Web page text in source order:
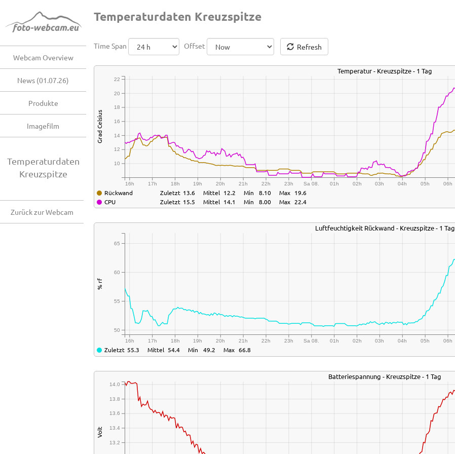
Webcam Overview
News (01.07.26)
Produkte
Imagefilm
Temperaturdaten
Kreuzspitze
Zurück zur Webcam
Temperaturdaten Kreuzspitze
Time Span Offset Refresh
Temperatur - Kreuzspitze - 1 Tag
16h 17h 18h 19h 20h 21h 22h 23h Sa 08. 01h 02h 03h 04h 05h 06h
10
12
14
16
18
20
22
Grad Celsius
Rückwand
CPU
Zuletzt
Zuletzt
13.6
15.5
Mittel
Mittel
12.2
14.1
Min
Min
8.10
8.00
Max
Max
19.6
22.4
Luftfeuchtigkeit Rückwand - Kreuzspitze - 1 Tag
16h 17h 18h 19h 20h 21h 22h 23h Sa 08. 01h 02h 03h 04h 05h 06h
50
55
60
65
% rf
Zuletzt 55.3 Mittel 54.4 Min 49.2 Max 66.8
Batteriespannung - Kreuzspitze - 1 Tag
13.2
13.4
13.6
13.8
14.0
Volt